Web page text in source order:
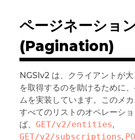
ページネーショ
(Pagination)
NGSIv2 は、クライアントが
を取得するのを助けるために
ムを実装しています。このメ
すべてのリストのオペレーシ
ば、 GET/v2/entities,
GET/v2/subscriptions,